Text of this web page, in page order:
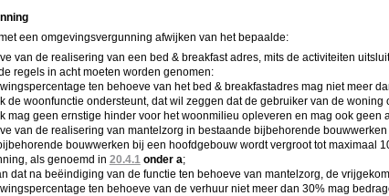
een omgevingsvergunning afwijken van het bepaalde:
van de realisering van een bed & breakfast adres, mits de activiteiten
regels in acht moeten worden genomen:
ten behoeve van het bed & breakfastadres mag niet meer
de woonfunctie ondersteunt, dat wil zeggen dat de gebruiker van de
mag geen ernstige hinder voor het woonmilieu opleveren en mag ook
van de realisering van mantelzorg in bestaande bijbehorende
bouwwerken bij een hoofdgebouw wordt vergroot tot maximaal
als genoemd in 20.4.1onder a;
dat na beëindiging van de functie ten behoeve van mantelzorg, de
ten behoeve van de verhuur niet meer dan 30% mag